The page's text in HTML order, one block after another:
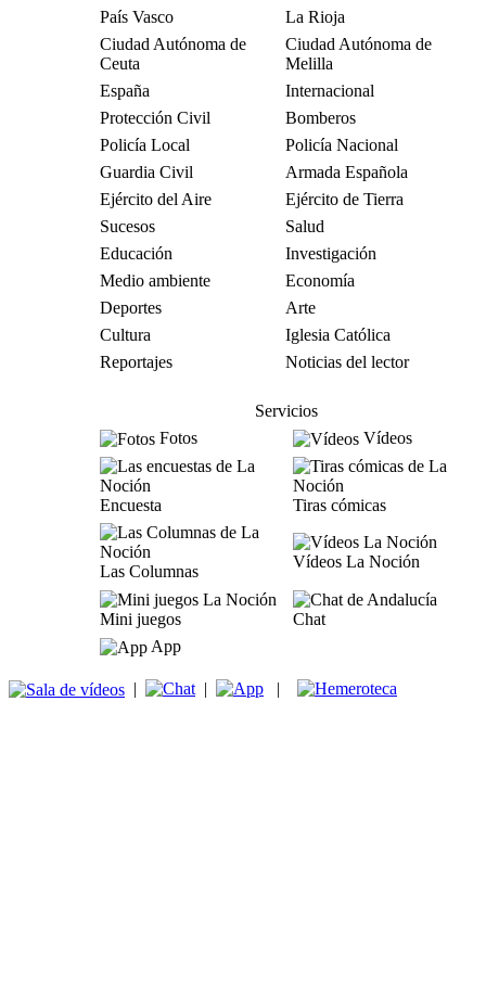
País Vasco
La Rioja
Ciudad Autónoma de
Ceuta
Ciudad Autónoma de
Melilla
España
Internacional
Protección Civil
Bomberos
Policía Local
Policía Nacional
Guardia Civil
Armada Española
Ejército del Aire
Ejército de Tierra
Sucesos
Salud
Educación
Investigación
Medio ambiente
Economía
Deportes
Arte
Cultura
Iglesia Católica
Reportajes
Noticias del lector
Servicios
Fotos
Vídeos
Encuesta Tiras cómicas
Las Columnas
Vídeos La Noción
Mini juegos
Chat
App
| | |